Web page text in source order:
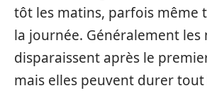
tôt les matins, parfois même
la journée. Généralement les
disparaissent après le
mais elles peuvent durer